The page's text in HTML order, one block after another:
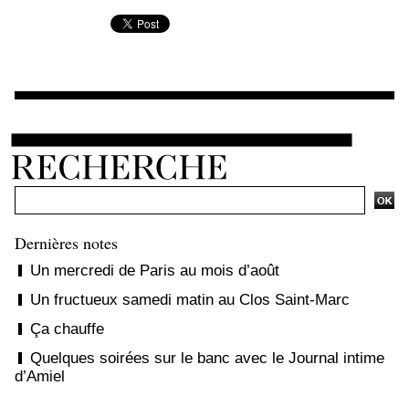
Dernières notes
Un mercredi de Paris au mois d’août
Un fructueux samedi matin au Clos Saint-Marc
Ça chauffe
Quelques soirées sur le banc avec le Journal intime
d’Amiel